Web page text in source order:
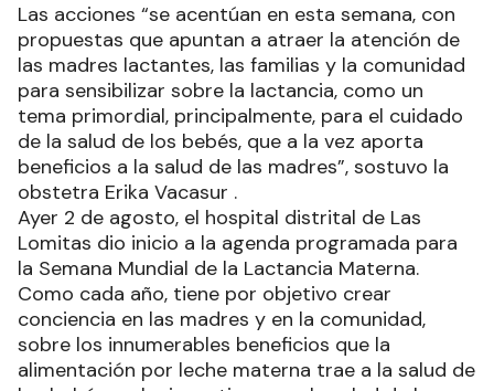
Las acciones “se acentúan en esta semana, con
propuestas que apuntan a atraer la atención de
las madres lactantes, las familias y la comunidad
para sensibilizar sobre la lactancia, como un
tema primordial, principalmente, para el cuidado
de la salud de los bebés, que a la vez aporta
beneficios a la salud de las madres”, sostuvo la
obstetra Erika Vacasur .
Ayer 2 de agosto, el hospital distrital de Las
Lomitas dio inicio a la agenda programada para
la Semana Mundial de la Lactancia Materna.
Como cada año, tiene por objetivo crear
conciencia en las madres y en la comunidad,
sobre los innumerables beneficios que la
alimentación por leche materna trae a la salud de